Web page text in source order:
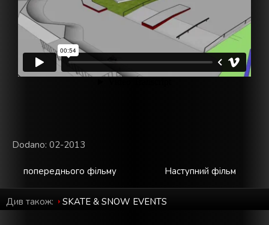
Dodano: 02-2013
Наступний фільм
попереднього фільму
Див також: SKATE & SNOW EVENTS